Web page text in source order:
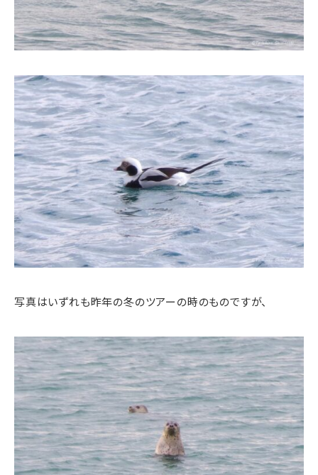
写真はいずれも昨年の冬のツアーの時のものですが、